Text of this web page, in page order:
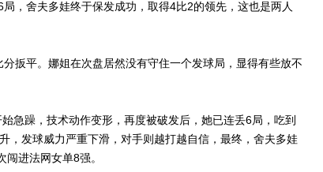
，舍夫多娃终于保发成功，取得4比2的领先，这也是两人
平。娜姐在次盘居然没有守住一个发球局，显得有些放不
躁，技术动作变形，再度被破发后，她已连丢6局，吃到
，发球威力严重下滑，对手则越打越自信，最终，舍夫多娃
进法网女单8强。